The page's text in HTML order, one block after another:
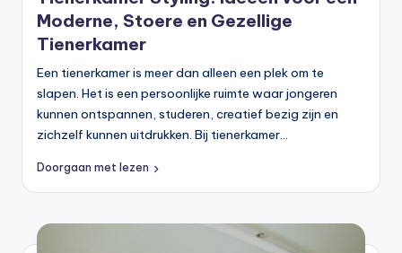
Moderne, Stoere en Gezellige
Tienerkamer
Een tienerkamer is meer dan alleen een plek om te
slapen. Het is een persoonlijke ruimte waar jongeren
kunnen ontspannen, studeren, creatief bezig zijn en
zichzelf kunnen uitdrukken. Bij tienerkamer…
Doorgaan met lezen